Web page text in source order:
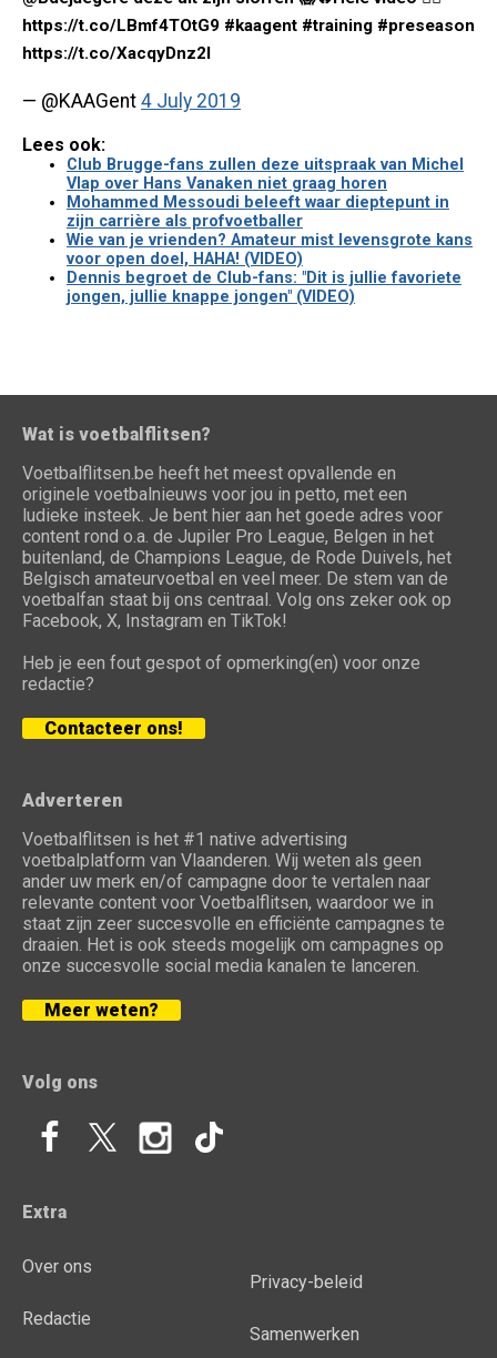
https://t.co/LBmf4TOtG9 #kaagent #training #preseason
https://t.co/XacqyDnz2I
— @KAAGent 4 July 2019
Lees ook:
Club Brugge-fans zullen deze uitspraak van Michel
Vlap over Hans Vanaken niet graag horen
Mohammed Messoudi beleeft waar dieptepunt in
zijn carrière als profvoetballer
Wie van je vrienden? Amateur mist levensgrote kans
voor open doel, HAHA! (VIDEO)
Dennis begroet de Club-fans: "Dit is jullie favoriete
jongen, jullie knappe jongen" (VIDEO)
Wat is voetbalflitsen?
Voetbalflitsen.be heeft het meest opvallende en
originele voetbalnieuws voor jou in petto, met een
ludieke insteek. Je bent hier aan het goede adres voor
content rond o.a. de Jupiler Pro League, Belgen in het
buitenland, de Champions League, de Rode Duivels, het
Belgisch amateurvoetbal en veel meer. De stem van de
voetbalfan staat bij ons centraal. Volg ons zeker ook op
Facebook, X, Instagram en TikTok!
Heb je een fout gespot of opmerking(en) voor onze
redactie?
Contacteer ons!
Adverteren
Voetbalflitsen is het #1 native advertising
voetbalplatform van Vlaanderen. Wij weten als geen
ander uw merk en/of campagne door te vertalen naar
relevante content voor Voetbalflitsen, waardoor we in
staat zijn zeer succesvolle en efficiënte campagnes te
draaien. Het is ook steeds mogelijk om campagnes op
onze succesvolle social media kanalen te lanceren.
Meer weten?
Volg ons
Extra
Over ons
Redactie
Privacy-beleid
Samenwerken